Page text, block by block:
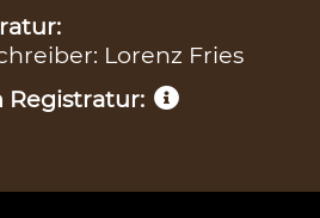
Lorenz Fries
Registratur: